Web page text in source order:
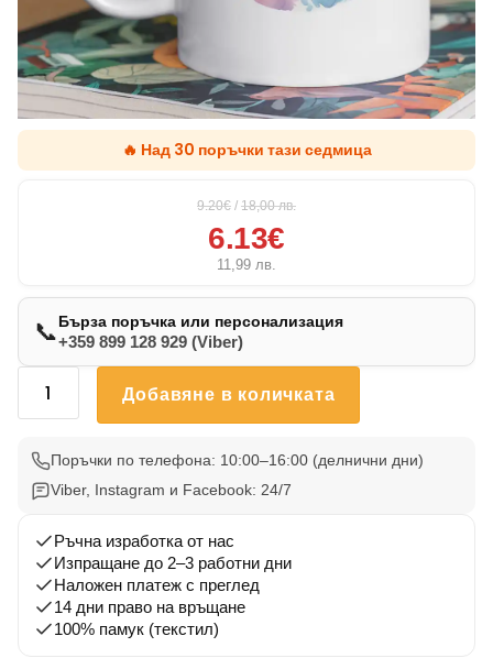
🔥 Над 30 поръчки тази седмица
9.20€ / 18,00лв.
6.13€
11,99 лв.
📞Бърза поръчка или персонализация
+359 899 128 929 (Viber)
количество
Котка
Добавяне в количката
Поръчки по телефона: 10:00–16:00 (делнични дни)
Viber, Instagram и Facebook: 24/7
Ръчна изработка от нас
Изпращане до 2–3 работни дни
Наложен платеж с преглед
14 дни право на връщане
100% памук (текстил)